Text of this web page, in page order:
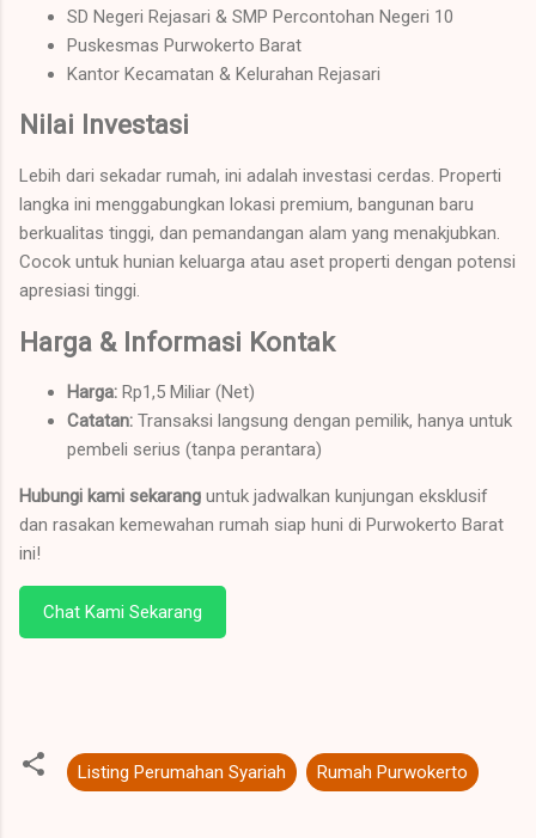
SD Negeri Rejasari & SMP Percontohan Negeri 10
Puskesmas Purwokerto Barat
Kantor Kecamatan & Kelurahan Rejasari
Nilai Investasi
Lebih dari sekadar rumah, ini adalah investasi cerdas. Properti
langka ini menggabungkan lokasi premium, bangunan baru
berkualitas tinggi, dan pemandangan alam yang menakjubkan.
Cocok untuk hunian keluarga atau aset properti dengan potensi
apresiasi tinggi.
Harga & Informasi Kontak
Harga: Rp1,5 Miliar (Net)
Catatan: Transaksi langsung dengan pemilik, hanya untuk
pembeli serius (tanpa perantara)
Hubungi kami sekarang untuk jadwalkan kunjungan eksklusif
dan rasakan kemewahan rumah siap huni di Purwokerto Barat
ini!
Chat Kami Sekarang
Listing Perumahan Syariah Rumah Purwokerto